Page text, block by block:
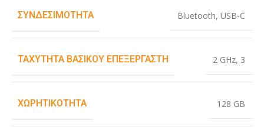
ΣΥΝΔΕΣΙΜΌΤΗΤΑ Bluetooth, USB-C
ΤΑΧΎΤΗΤΑ ΒΑΣΙΚΟΎ ΕΠΕΞΕΡΓΑΣΤΉ 2 GHz, 3
ΧΩΡΗΤΙΚΌΤΗΤΑ 128 GB